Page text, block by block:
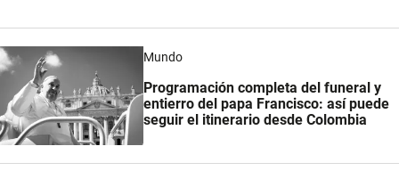
Mundo
Programación completa del funeral y
entierro del papa Francisco: así puede
seguir el itinerario desde Colombia